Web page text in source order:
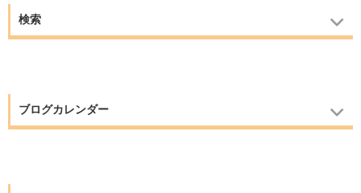
検索
ブログカレンダー